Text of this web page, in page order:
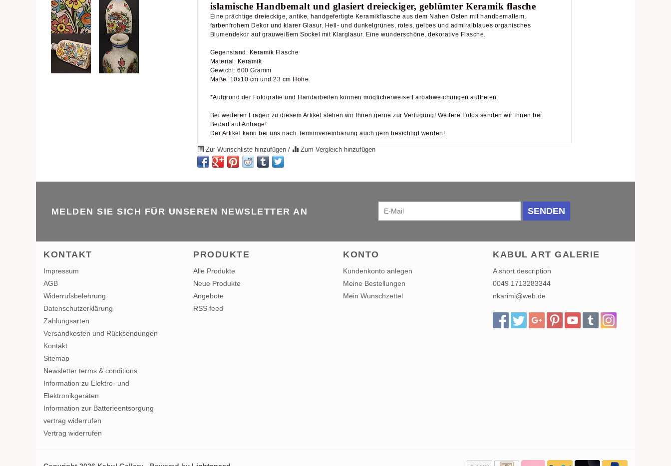
islamische Handbemalt und glasiert dreieckiger, geblümter Keramik flasche
Eine prächtige dreieckige, antike, handgefertigte Keramikflasche aus dem Nahen Osten mit handbemaltem,
farbenfrohem Dekor und klarer Glasur. Hell- und dunkelgrünes, rotes, gelbes und admiralblaues organisches
Blumendekor auf grauweißem Sockel mit Klarglasur. Eine wunderschöne, dekorative Flasche.
Gegenstand: Keramik Flasche
Material: Keramik
Gewicht: 600 Gramm
Maße :10x10 cm und 23 cm Höhe
*Aufgrund der Fotografie und Handarbeiten können möglicherweise Farbabweichungen auftreten.
Bei weiteren Fragen zu diesem Artikel stehen wir Ihnen gerne zur Verfügung! Weitere Fotos senden wir Ihnen bei
Bedarf auf Anfrage!
Der Artikel kann bei uns nach Terminvereinbarung auch gern besichtigt werden!
Zur Wunschliste hinzufügen / Zum Vergleich hinzufügen
MELDEN SIE SICH FÜR UNSEREN NEWSLETTER AN SENDEN
KONTAKT
Impressum
AGB
Widerrufsbelehrung
Datenschutzerklärung
Zahlungsarten
Versandkosten und Rücksendungen
Kontakt
Sitemap
Newsletter terms & conditions
Information zu Elektro- und
Elektronikgeräten
Information zur Batterieentsorgung
vertrag widerrufen
Vertrag widerrufen
PRODUKTE
Alle Produkte
Neue Produkte
Angebote
RSS feed
KONTO
Kundenkonto anlegen
Meine Bestellungen
Mein Wunschzettel
KABUL ART GALERIE
A short description
0049 1713283344
nkarimi@web.de